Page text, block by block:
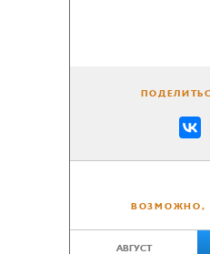
ВОЗМОЖНО,
АВГУСТ